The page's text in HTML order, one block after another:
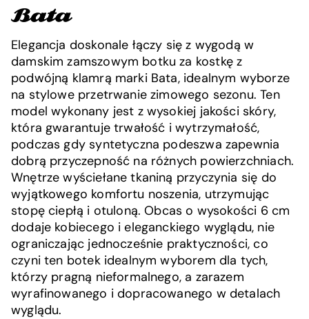
Elegancja doskonale łączy się z wygodą w
damskim zamszowym botku za kostkę z
podwójną klamrą marki Bata, idealnym wyborze
na stylowe przetrwanie zimowego sezonu. Ten
model wykonany jest z wysokiej jakości skóry,
która gwarantuje trwałość i wytrzymałość,
podczas gdy syntetyczna podeszwa zapewnia
dobrą przyczepność na różnych powierzchniach.
Wnętrze wyściełane tkaniną przyczynia się do
wyjątkowego komfortu noszenia, utrzymując
stopę ciepłą i otuloną. Obcas o wysokości 6 cm
dodaje kobiecego i eleganckiego wyglądu, nie
ograniczając jednocześnie praktyczności, co
czyni ten botek idealnym wyborem dla tych,
którzy pragną nieformalnego, a zarazem
wyrafinowanego i dopracowanego w detalach
wyglądu.